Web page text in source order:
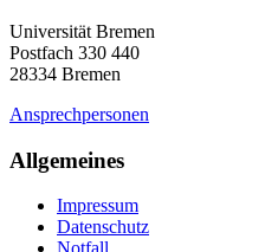
Universität Bremen
Postfach 330 440
28334 Bremen
Ansprechpersonen
Allgemeines
Impressum
Datenschutz